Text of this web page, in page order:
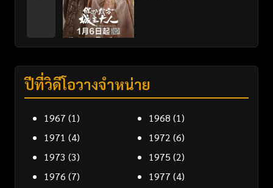
ปีที่วิดีโอวางจำหน่าย
1967 (1) 1968 (1)
1971 (4) 1972 (6)
1973 (3) 1975 (2)
1976 (7) 1977 (4)